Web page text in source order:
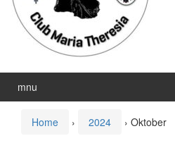
mnu
Home › 2024 › Oktober